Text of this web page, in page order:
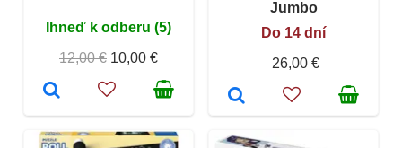
Ihneď k odberu (5)
12,00 € 10,00 €
Jumbo
Do 14 dní
26,00 €